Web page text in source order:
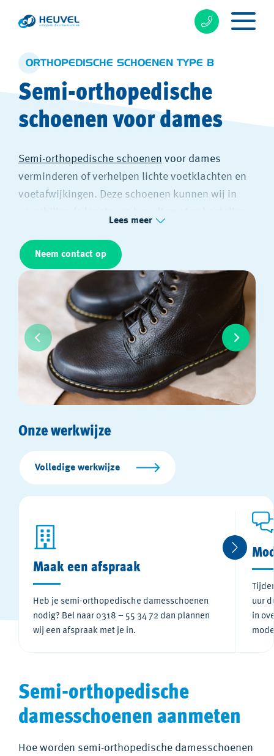
ORTHOPEDISCHE SCHOENEN TYPE B
Semi-orthopedische
schoenen voor dames
Semi-orthopedische schoenen voor dames
verminderen of verhelpen lichte voetklachten en
voetafwijkingen. Deze schoenen kunnen wij in
doen, zoals steunzolen.
Lees meer
Neem contact op
Onze werkwijze
Volledige werkwijze
Maak een afspraak
Heb je semi-orthopedische damesschoenen
nodig? Bel naar 0318 – 55 34 72 dan plannen
wij een afspraak met je in.
uur
in
Semi-orthopedische
damesschoenen aanmeten
Hoe worden semi-orthopedische damesschoenen